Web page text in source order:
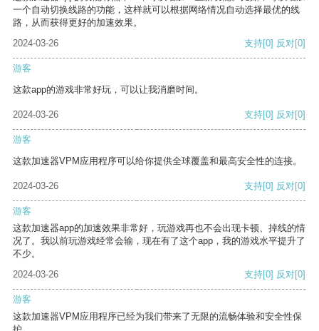
一个自动切换线路的功能，这样就可以根据网络情况自动选择最优的线
路，从而获得更好的加速效果。
2024-03-26
支持[0] 反对[0]
游客
这款app的游戏非常好玩，可以让我消磨时间。
2024-03-26 支持[0] 反对[0]
游客
这款加速器VPM应用程序可以给你提供全球覆盖和最高安全性的连接。
2024-03-26 支持[0] 反对[0]
游客
这款加速器app的加速效果非常好，玩游戏再也不会出现卡顿、掉线的情
况了。我以前玩游戏经常会输，现在有了这个app，我的游戏水平提升了
不少。
2024-03-26
支持[0] 反对[0]
游客
这款加速器VPM应用程序已经为我们带来了无限的流畅体验和安全性保